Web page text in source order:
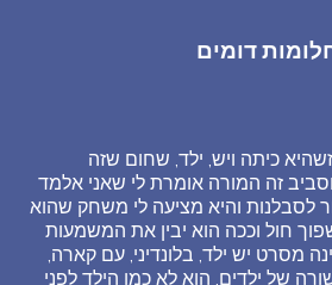
דומים
כיתה ויש, ילד, שחום שזה
זה המורה אומרת לי שאני אלמד
לסבלנות והיא מציעה לי משחק שהוא
ישפוך חול וככה הוא יבין את המשמעות
מסרט יש ילד, בלונדיני, עם קארה,
של ילדים, הוא לא כמו הילד לפני